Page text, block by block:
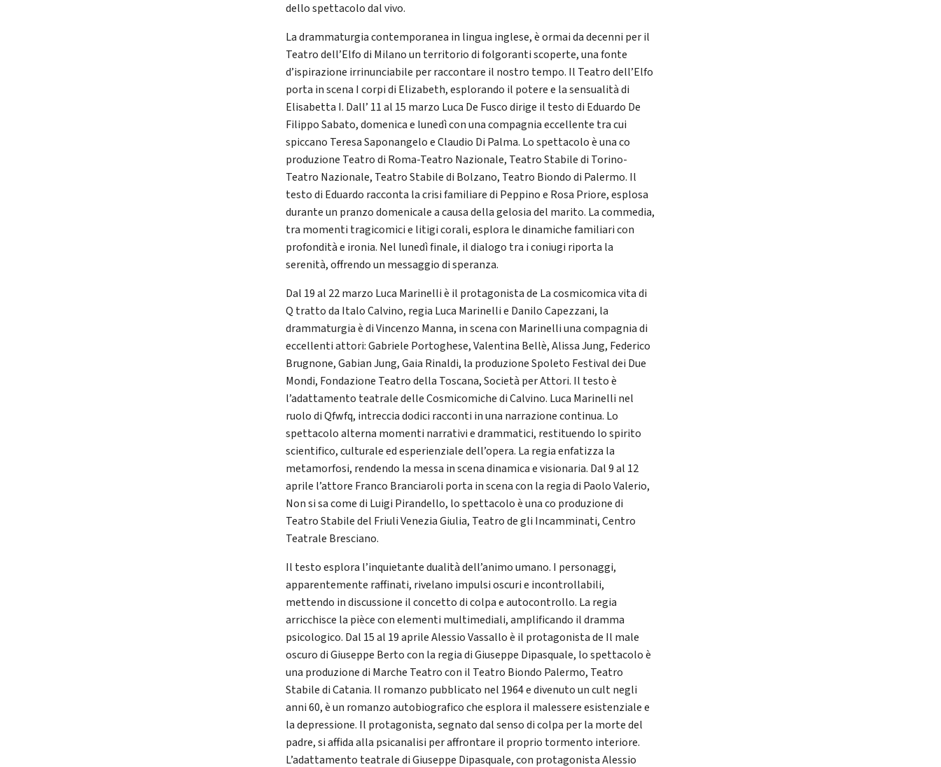
dello spettacolo dal vivo.
La drammaturgia contemporanea in lingua inglese, è ormai da decenni per il
Teatro dell’Elfo di Milano un territorio di folgoranti scoperte, una fonte
d’ispirazione irrinunciabile per raccontare il nostro tempo. Il Teatro dell’Elfo
porta in scena I corpi di Elizabeth, esplorando il potere e la sensualità di
Elisabetta I. Dall’ 11 al 15 marzo Luca De Fusco dirige il testo di Eduardo De
Filippo Sabato, domenica e lunedì con una compagnia eccellente tra cui
spiccano Teresa Saponangelo e Claudio Di Palma. Lo spettacolo è una co
produzione Teatro di Roma-Teatro Nazionale, Teatro Stabile di Torino-
Teatro Nazionale, Teatro Stabile di Bolzano, Teatro Biondo di Palermo. Il
testo di Eduardo racconta la crisi familiare di Peppino e Rosa Priore, esplosa
durante un pranzo domenicale a causa della gelosia del marito. La commedia,
tra momenti tragicomici e litigi corali, esplora le dinamiche familiari con
profondità e ironia. Nel lunedì finale, il dialogo tra i coniugi riporta la
serenità, offrendo un messaggio di speranza.
Dal 19 al 22 marzo Luca Marinelli è il protagonista de La cosmicomica vita di
Q tratto da Italo Calvino, regia Luca Marinelli e Danilo Capezzani, la
drammaturgia è di Vincenzo Manna, in scena con Marinelli una compagnia di
eccellenti attori: Gabriele Portoghese, Valentina Bellè, Alissa Jung, Federico
Brugnone, Gabian Jung, Gaia Rinaldi, la produzione Spoleto Festival dei Due
Mondi, Fondazione Teatro della Toscana, Società per Attori. Il testo è
l’adattamento teatrale delle Cosmicomiche di Calvino. Luca Marinelli nel
ruolo di Qfwfq, intreccia dodici racconti in una narrazione continua. Lo
spettacolo alterna momenti narrativi e drammatici, restituendo lo spirito
scientifico, culturale ed esperienziale dell’opera. La regia enfatizza la
metamorfosi, rendendo la messa in scena dinamica e visionaria. Dal 9 al 12
aprile l’attore Franco Branciaroli porta in scena con la regia di Paolo Valerio,
Non si sa come di Luigi Pirandello, lo spettacolo è una co produzione di
Teatro Stabile del Friuli Venezia Giulia, Teatro de gli Incamminati, Centro
Teatrale Bresciano.
Il testo esplora l’inquietante dualità dell’animo umano. I personaggi,
apparentemente raffinati, rivelano impulsi oscuri e incontrollabili,
mettendo in discussione il concetto di colpa e autocontrollo. La regia
arricchisce la pièce con elementi multimediali, amplificando il dramma
psicologico. Dal 15 al 19 aprile Alessio Vassallo è il protagonista de Il male
oscuro di Giuseppe Berto con la regia di Giuseppe Dipasquale, lo spettacolo è
una produzione di Marche Teatro con il Teatro Biondo Palermo, Teatro
Stabile di Catania. Il romanzo pubblicato nel 1964 e divenuto un cult negli
anni 60, è un romanzo autobiografico che esplora il malessere esistenziale e
la depressione. Il protagonista, segnato dal senso di colpa per la morte del
padre, si affida alla psicanalisi per affrontare il proprio tormento interiore.
L’adattamento teatrale di Giuseppe Dipasquale, con protagonista Alessio